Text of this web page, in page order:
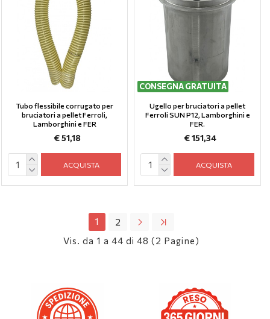
Tubo flessibile corrugato per
bruciatori a pellet Ferroli,
Lamborghini e FER
€ 51,18
ACQUISTA
CONSEGNA GRATUITA
Ugello per bruciatori a pellet
Ferroli SUN P12, Lamborghini e
FER.
€ 151,34
ACQUISTA
1 2
Vis. da 1 a 44 di 48 (2 Pagine)